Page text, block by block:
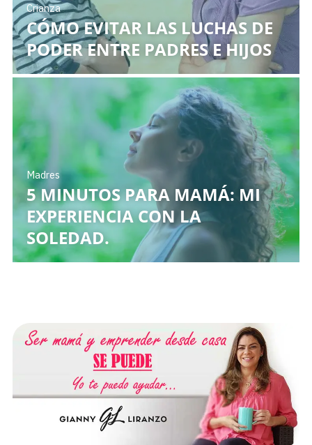
Crianza
CÓMO EVITAR LAS LUCHAS DE
PODER ENTRE PADRES E HIJOS
Madres
5 MINUTOS PARA MAMÁ: MI
EXPERIENCIA CON LA
SOLEDAD.